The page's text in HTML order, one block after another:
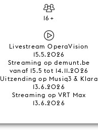
16+
Livestream OperaVision
15.5.2026
Streaming op demunt.be
vanaf 15.5 tot 14.11.2026
Uitzending op Musiq3 & Klara
13.6.2026
Streaming op VRT Max
13.6.2026